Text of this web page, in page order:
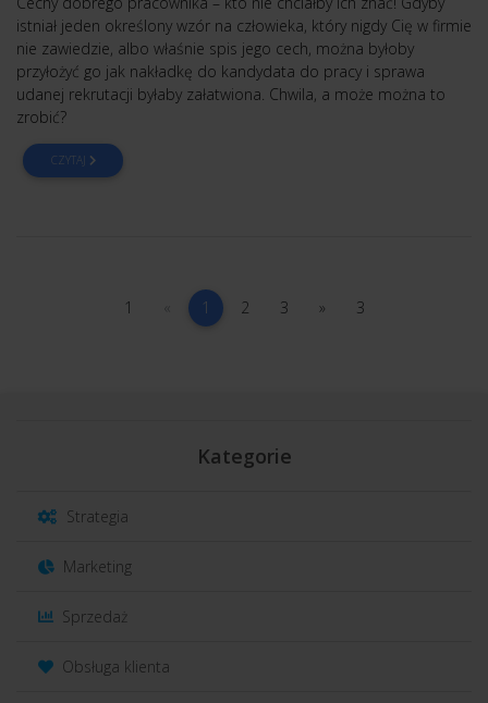
istniał jeden określony wzór na człowieka, który nigdy Cię w firmie
nie zawiedzie, albo właśnie spis jego cech, można byłoby
przyłożyć go jak nakładkę do kandydata do pracy i sprawa
udanej rekrutacji byłaby załatwiona. Chwila, a może można to
zrobić?
CZYTAJ
1 poprzednia
1 (current)
22 33 »następna
33
Kategorie
Strategia
Marketing
Sprzedaż
Obsługa klienta